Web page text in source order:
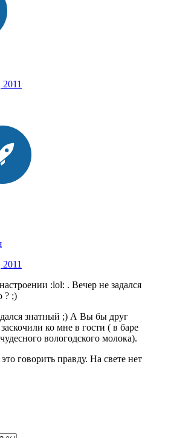
:lol: . Вечер не задался
? ;)
знатный ;) А Вы бы друг
ко мне в гости ( в баре
вологодского молока).
говорить правду. На свете нет